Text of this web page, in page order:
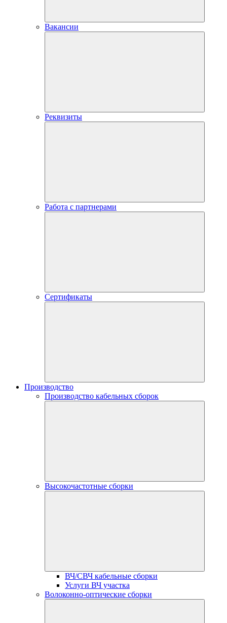
Вакансии
Реквизиты
Работа с партнерами
Сертификаты
Производство
Производство кабельных сборок
Высокочастотные сборки
ВЧ/СВЧ кабельные сборки
Услуги ВЧ участка
Волоконно-оптические сборки